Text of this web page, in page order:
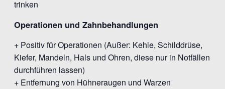
trinken
Operationen und Zahnbehandlungen
+ Positiv für Operationen (Außer: Kehle, Schilddrüse,
Kiefer, Mandeln, Hals und Ohren, diese nur in Notfällen
durchführen lassen)
+ Entfernung von Hühneraugen und Warzen